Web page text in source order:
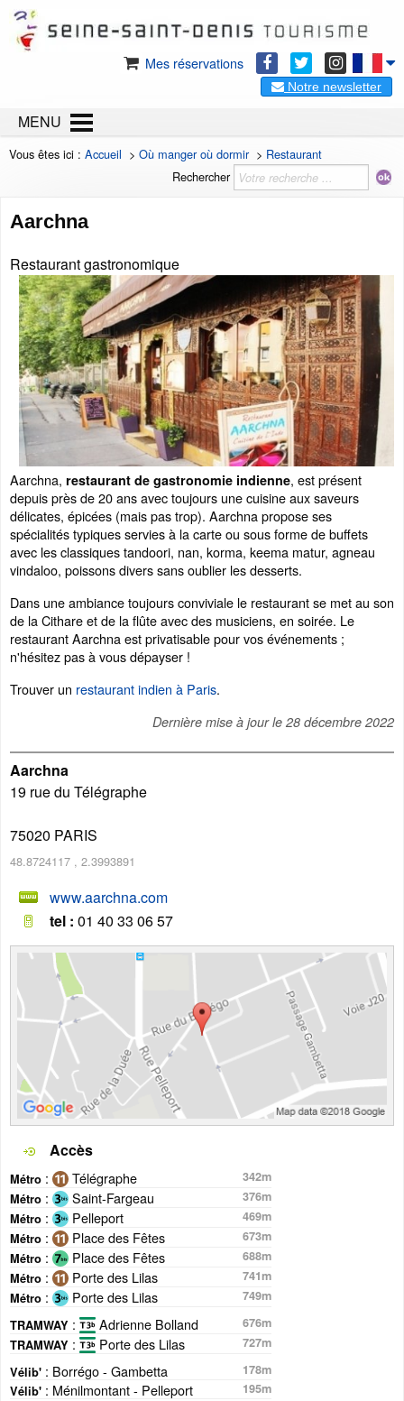
Mes réservations
Notre newsletter
MENU
Vous êtes ici : Accueil > Où manger où dormir> Restaurant
Rechercher
Aarchna
Restaurant gastronomique
Aarchna, restaurant de gastronomie indienne, est présent
depuis près de 20 ans avec toujours une cuisine aux saveurs
délicates, épicées (mais pas trop). Aarchna propose ses
spécialités typiques servies à la carte ou sous forme de buffets
avec les classiques tandoori, nan, korma, keema matur, agneau
vindaloo, poissons divers sans oublier les desserts.
Dans une ambiance toujours conviviale le restaurant se met au son
de la Cithare et de la flûte avec des musiciens, en soirée. Le
restaurant Aarchna est privatisable pour vos événements ;
n'hésitez pas à vous dépayser !
Trouver un restaurant indien à Paris.
Dernière mise à jour le 28 décembre 2022
Aarchna
19 rue du Télégraphe
75020 PARIS
48.8724117 , 2.3993891
www.aarchna.com
tel : 01 40 33 06 57
Accès
Métro : Télégraphe
342m
Métro : Saint-Fargeau
376m
Métro : Pelleport
469m
Métro : Place des Fêtes
673m
Métro : Place des Fêtes
688m
Métro : Porte des Lilas
741m
Métro : Porte des Lilas
749m
TRAMWAY : Adrienne Bolland
676m
TRAMWAY : Porte des Lilas
727m
Vélib' : Borrégo - Gambetta
178m
Vélib' : Ménilmontant - Pelleport
195m